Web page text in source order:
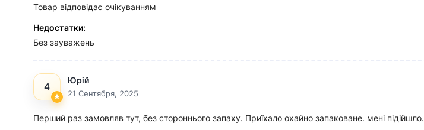
Товар відповідає очікуванням
Недостатки:
Без зауважень
4
Юрій
21 Сентября, 2025
Перший раз замовляв тут, без стороннього запаху. Приїхало охайно запаковане. мені підійшло.